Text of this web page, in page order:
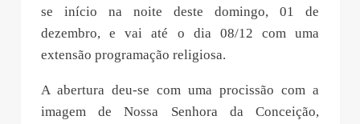
se início na noite deste domingo, 01 de
dezembro, e vai até o dia 08/12 com uma
extensão programação religiosa.
A abertura deu-se com uma procissão com a
imagem de Nossa Senhora da Conceição,